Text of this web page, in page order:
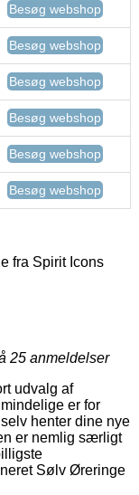
Besøg webshop
Besøg webshop
Besøg webshop
Besøg webshop
Besøg webshop
Besøg webshop
fra Spirit Icons
25 anmeldelser
udvalg af
er for
henter dine nye
er nemlig særligt
Sølv Øreringe